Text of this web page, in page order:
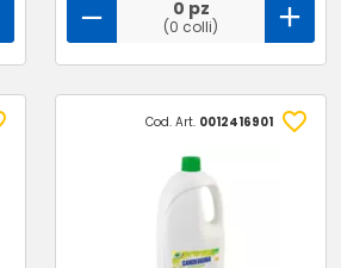
0 pz
(0 colli)
Cod. Art. 0012416901